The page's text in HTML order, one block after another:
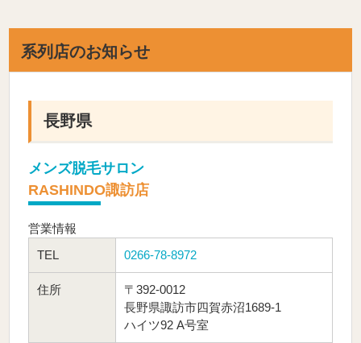
系列店のお知らせ
長野県
メンズ脱毛サロン
RASHINDO諏訪店
営業情報
TEL
0266-78-8972
住所
〒392-0012
長野県諏訪市四賀赤沼1689-1
ハイツ92 A号室